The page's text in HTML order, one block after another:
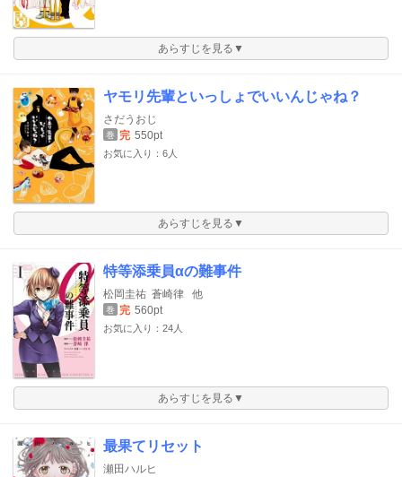
あらすじを見る▼
ヤモリ先輩といっしょでいいんじゃね？
さだうおじ
巻 完 550pt
お気に入り：6人
あらすじを見る▼
特等添乗員αの難事件
松岡圭祐 蒼崎律 他
巻 完 560pt
お気に入り：24人
あらすじを見る▼
最果てリセット
瀬田ハルヒ